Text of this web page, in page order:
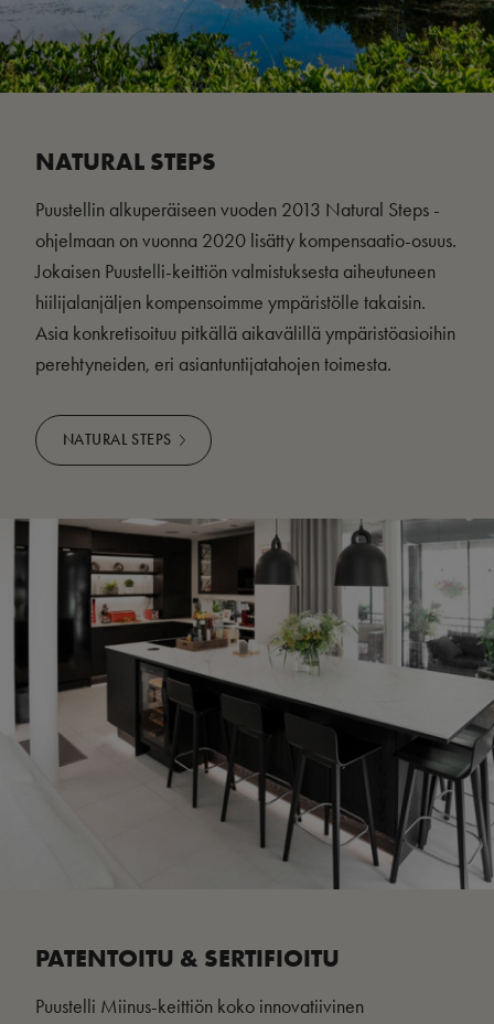
NATURAL STEPS
Puustellin alkuperäiseen vuoden 2013 Natural Steps -
ohjelmaan on vuonna 2020 lisätty kompensaatio-osuus.
Jokaisen Puustelli-keittiön valmistuksesta aiheutuneen
hiilijalanjäljen kompensoimme ympäristölle takaisin.
Asia konkretisoituu pitkällä aikavälillä ympäristöasioihin
perehtyneiden, eri asiantuntijatahojen toimesta.
NATURAL STEPS
PATENTOITU & SERTIFIOITU
Puustelli Miinus-keittiön koko innovatiivinen